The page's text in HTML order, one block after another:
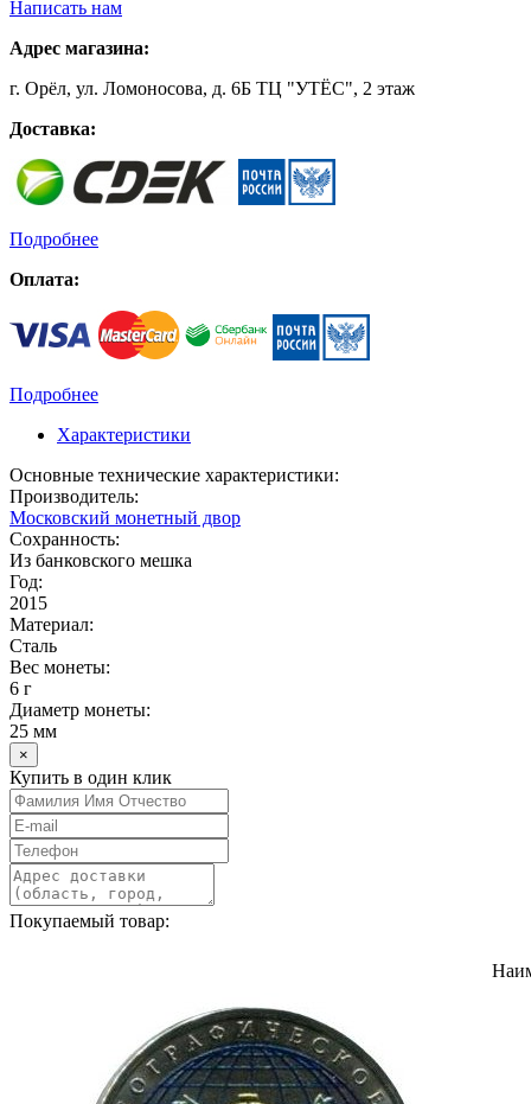
Написать нам
Адрес магазина:
г. Орёл, ул. Ломоносова, д. 6Б ТЦ "УТЁС", 2 этаж
Доставка:
Подробнее
Оплата:
Подробнее
Характеристики
Основные технические характеристики:
Производитель:
Московский монетный двор
Сохранность:
Из банковского мешка
Год:
2015
Материал:
Сталь
Вес монеты:
6 г
Диаметр монеты:
25 мм
×
Купить в один клик
Покупаемый товар: